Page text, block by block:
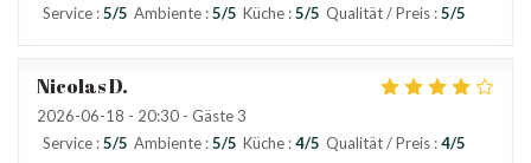
Service :5/5 Ambiente :5/5 Küche :5/5 Qualität / Preis :5/5
NicolasD
2026-06-18 - 20:30 - Gäste 3
Service :5/5 Ambiente :5/5 Küche :4/5 Qualität / Preis :4/5